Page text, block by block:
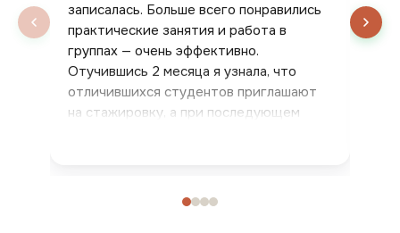
записалась. Больше всего понравились
практические занятия и работа в
группах — очень эффективно.
Отучившись 2 месяца я узнала, что
отличившихся студентов приглашают
на стажировку, а при последующем
UsabilityLab за новую профессию и
и